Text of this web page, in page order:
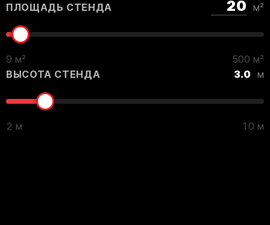
ПЛОЩАДЬ СТЕНДА м²
9 м²
500 м²
ВЫСОТА СТЕНДА
3.0 м
2 м 10 м